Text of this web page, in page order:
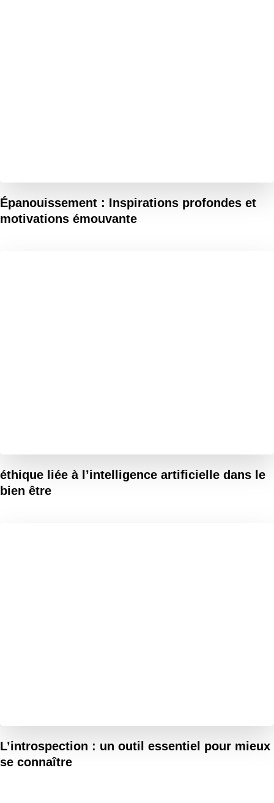
Épanouissement : Inspirations profondes et
motivations émouvante
éthique liée à l’intelligence artificielle dans le
bien être
L’introspection : un outil essentiel pour mieux
se connaître